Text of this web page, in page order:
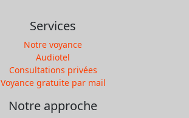
Services
Notre voyance
Audiotel
Consultations privées
Voyance gratuite par mail
Notre approche